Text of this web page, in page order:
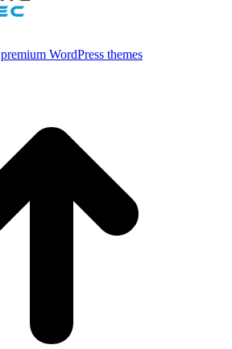
premium WordPress themes